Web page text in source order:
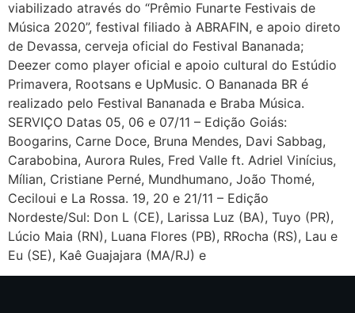
viabilizado através do “Prêmio Funarte Festivais de
Música 2020”, festival filiado à ABRAFIN, e apoio direto
de Devassa, cerveja oficial do Festival Bananada;
Deezer como player oficial e apoio cultural do Estúdio
Primavera, Rootsans e UpMusic. O Bananada BR é
realizado pelo Festival Bananada e Braba Música.
SERVIÇO Datas 05, 06 e 07/11 – Edição Goiás:
Boogarins, Carne Doce, Bruna Mendes, Davi Sabbag,
Carabobina, Aurora Rules, Fred Valle ft. Adriel Vinícius,
Mílian, Cristiane Perné, Mundhumano, João Thomé,
Ceciloui e La Rossa. 19, 20 e 21/11 – Edição
Nordeste/Sul: Don L (CE), Larissa Luz (BA), Tuyo (PR),
Lúcio Maia (RN), Luana Flores (PB), RRocha (RS), Lau e
Eu (SE), Kaê Guajajara (MA/RJ) e